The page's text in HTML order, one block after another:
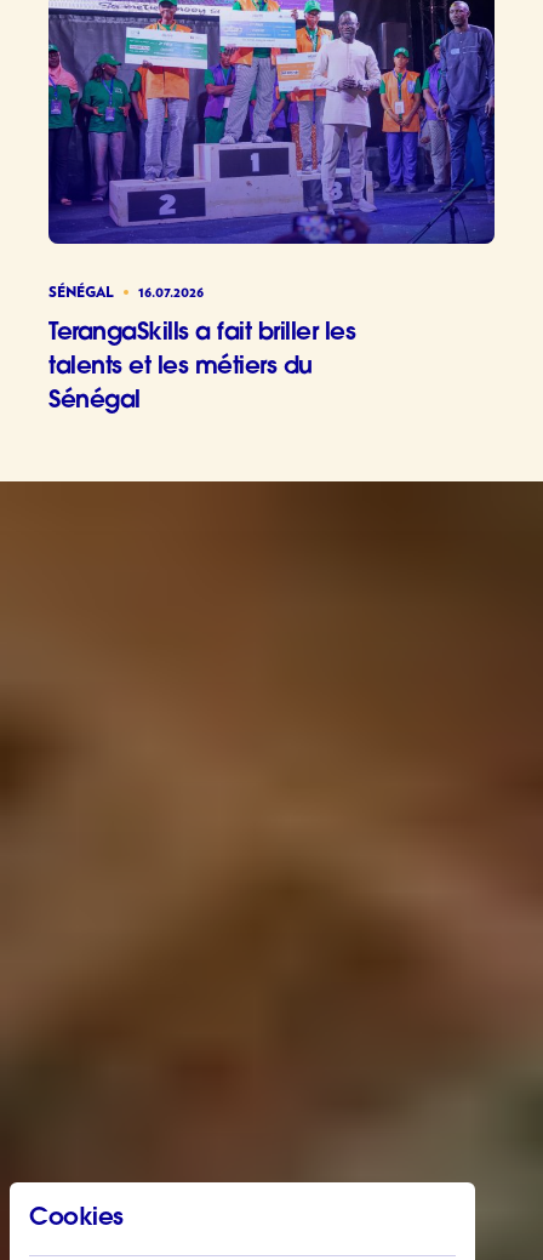
Cookies
SÉNÉGAL 16.07.2026
TerangaSkills a fait briller les
talents et les métiers du
Sénégal